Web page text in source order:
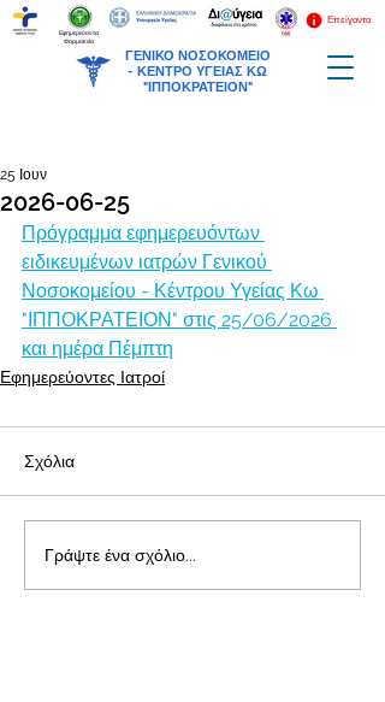
ΓΕΝΙΚΟ ΝΟΣΟΚΟΜΕΙΟ
- ΚΕΝΤΡΟ ΥΓΕΙΑΣ ΚΩ
"ΙΠΠΟΚΡΑΤΕΙΟΝ"
Επείγοντα
Εφημερεύοντα
Φαρμακεία
2026-06-25
25 Ιουν
Πρόγραμμα εφημερευόντων
ειδικευμένων ιατρών Γενικού
Νοσοκομείου - Κέντρου Υγείας Κω
"ΙΠΠΟΚΡΑΤΕΙΟΝ" στις 25/06/2026
και ημέρα Πέμπτη
Εφημερεύοντες Ιατροί
Σχόλια
Γράψτε ένα σχόλιο...